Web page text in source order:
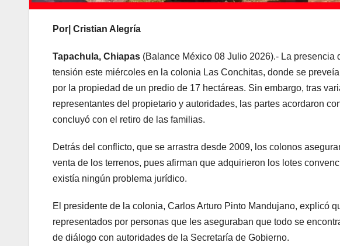
Por| Cristian Alegría
Tapachula, Chiapas (Balance México 08 Julio 2026).- La
tensión este miércoles en la colonia Las Conchitas, donde se
por la propiedad de un predio de 17 hectáreas. Sin embargo, tras
representantes del propietario y autoridades, las partes acordaron
concluyó con el retiro de las familias.
Detrás del conflicto, que se arrastra desde 2009, los colonos
venta de los terrenos, pues afirman que adquirieron los lotes
existía ningún problema jurídico.
El presidente de la colonia, Carlos Arturo Pinto Mandujano, explicó
representados por personas que les aseguraban que todo se
de diálogo con autoridades de la Secretaría de Gobierno.